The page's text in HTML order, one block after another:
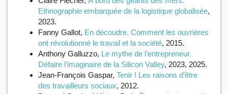
Ethnographie embarquée de la logistique globalisée,
2023.
Fanny Gallot, En découdre. Comment les ouvrières
ont révolutionné le travail et la société, 2015.
Anthony Galluzzo, Le mythe de l’entrepreneur.
Défaire l’imaginaire de la Silicon Valley, 2023, 2025.
Jean-François Gaspar, Tenir ! Les raisons d’être
des travailleurs sociaux, 2012.